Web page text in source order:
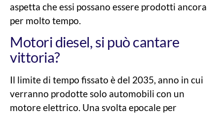
aspetta che essi possano essere prodotti ancora
per molto tempo.
Motori diesel, si può cantare
vittoria?
Il limite di tempo fissato è del 2035, anno in cui
verranno prodotte solo automobili con un
motore elettrico. Una svolta epocale per